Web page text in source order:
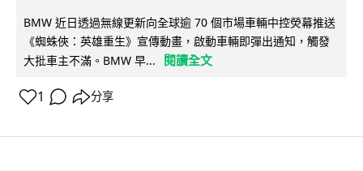
BMW 近日透過無線更新向全球逾 70 個市場車輛中控熒幕推送
《蜘蛛俠：英雄重生》宣傳動畫，啟動車輛即彈出通知，觸發
大批車主不滿。BMW 早...
閱讀全文
1 分享